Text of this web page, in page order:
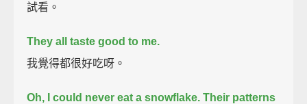
試看。
They all taste good to me.
我覺得都很好吃呀。
Oh, I could never eat a snowflake. Their patterns